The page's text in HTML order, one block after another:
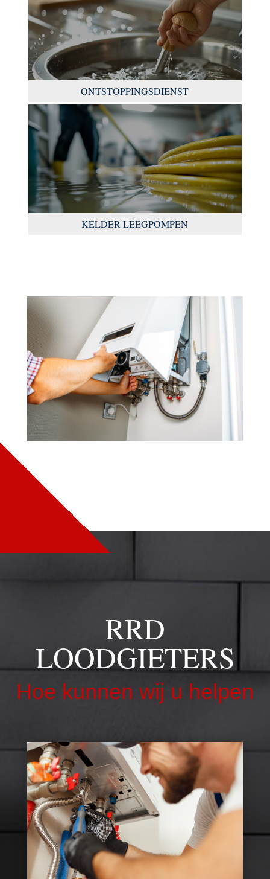
ONTSTOPPINGSDIENST
KELDER LEEGPOMPEN
RRD
LOODGIETERS
Hoe kunnen wij u helpen